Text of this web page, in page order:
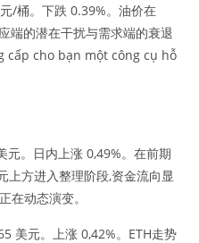
/桶。下跌 0.39%。油价在
端的潜在干扰与需求端的衰退
cấp cho bạn một công cụ hỗ
元。日内上涨 0,49%。在前期
上方进入整理阶段,资金流向显
在动态演变。
美元。上涨 0,42%。ETH走势